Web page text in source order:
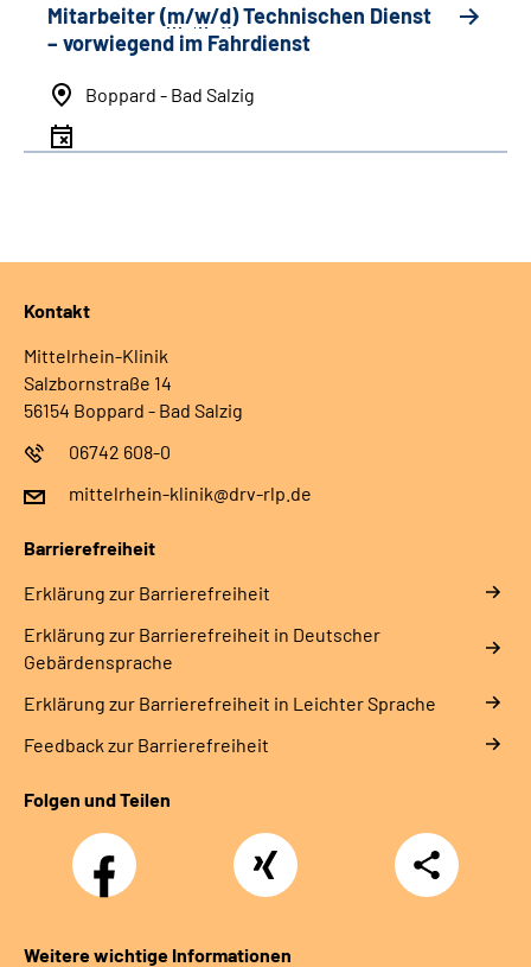
Mitarbeiter (m/w/d) Technischen Dienst
– vorwiegend im Fahrdienst
Boppard - Bad Salzig
Kontakt
Mittelrhein-Klinik
Salzbornstraße 14
56154 Boppard - Bad Salzig
06742 608-0
mittelrhein-klinik@drv-rlp.de
Barrierefreiheit
Erklärung zur Barrierefreiheit
Erklärung zur Barrierefreiheit in Deutscher
Gebärdensprache
Erklärung zur Barrierefreiheit in Leichter Sprache
Feedback zur Barrierefreiheit
Folgen und Teilen
Facebook Xing
Teilen
Weitere wichtige Informationen